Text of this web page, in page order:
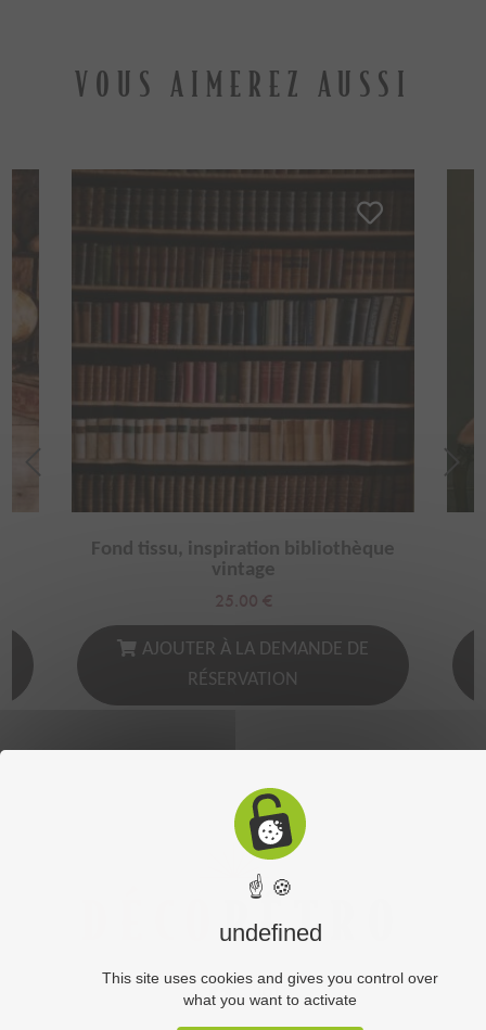
VOUS AIMEREZ AUSSI
Fond tissu, inspiration bibliothèque
vintage
25.00 €
AJOUTER À LA DEMANDE DE
RÉSERVATION
☝ 🍪
undefined
This site uses cookies and gives you control over
what you want to activate